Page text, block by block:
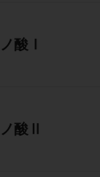
酸Ⅰ
酸Ⅱ